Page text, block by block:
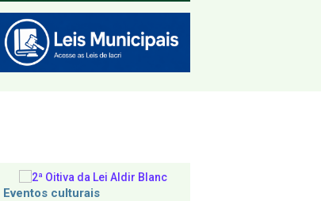
Eventos culturais